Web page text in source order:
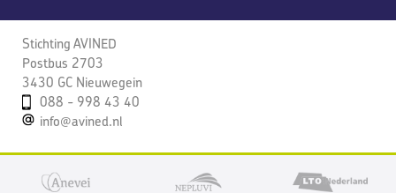
Stichting AVINED
Postbus 2703
3430 GC Nieuwegein
088 - 998 43 40
info@avined.nl